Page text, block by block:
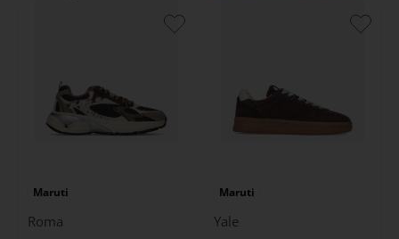
Maruti
Roma
Maruti
Yale